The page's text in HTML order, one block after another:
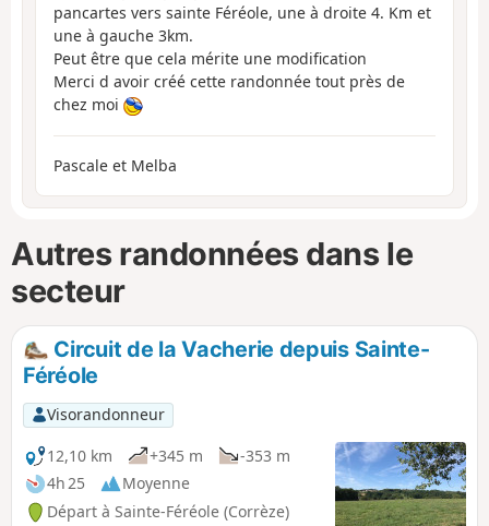
pancartes vers sainte Féréole, une à droite 4. Km et
une à gauche 3km.
Peut être que cela mérite une modification
Merci d avoir créé cette randonnée tout près de
chez moi
Pascale et Melba
Autres randonnées dans le
secteur
Circuit de la Vacherie depuis Sainte-
Féréole
Visorandonneur
12,10 km
+345 m
-353 m
4h 25
Moyenne
Départ à Sainte-Féréole (Corrèze)